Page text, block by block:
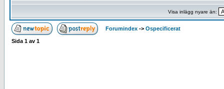
Visa inlägg nyare än:
Forumindex -> Ospecificerat
Sida 1 av 1